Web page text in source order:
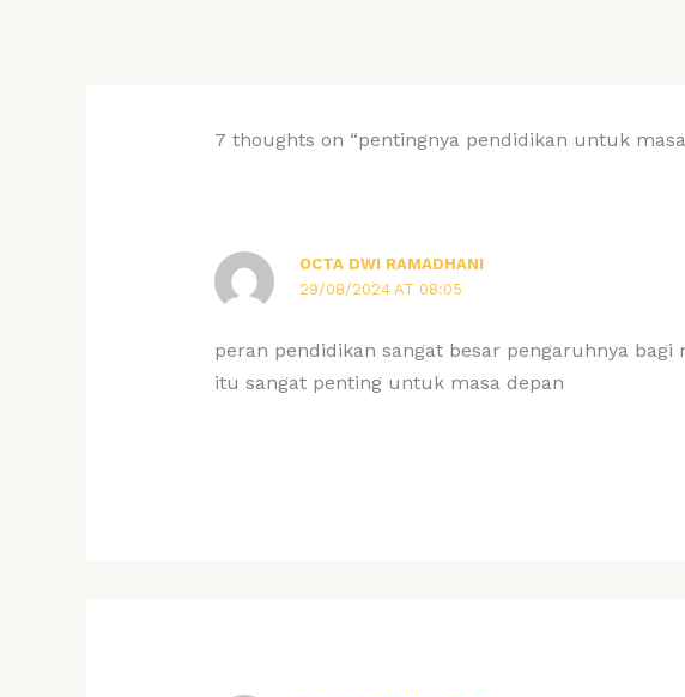
7 thoughts on “pentingnya pendidikan untuk
OCTA DWI RAMADHANI
29/08/2024 AT 08:05
peran pendidikan sangat besar pengaruhnya
itu sangat penting untuk masa depan